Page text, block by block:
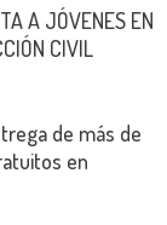
A JÓVENES EN
CIVIL
de más de
en